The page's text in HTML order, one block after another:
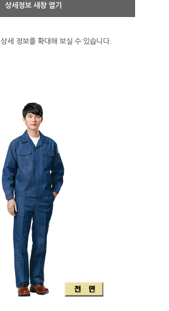
상세정보 새창 열기
상세 정보를 확대해 보실 수 있습니다.